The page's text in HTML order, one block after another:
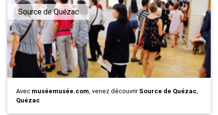
Source de Quézac
Avec muséemusée.com, venez découvrirSource de Quézac,
Quézac